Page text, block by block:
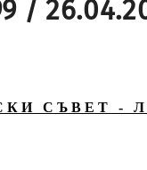
/
К И С Ъ В Е Т - Л